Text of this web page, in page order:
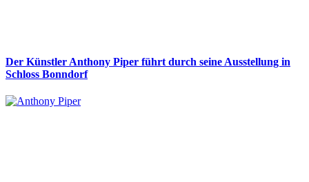
Der Künstler Anthony Piper führt durch seine Ausstellung in
Schloss Bonndorf